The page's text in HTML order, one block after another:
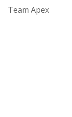
Team Apex